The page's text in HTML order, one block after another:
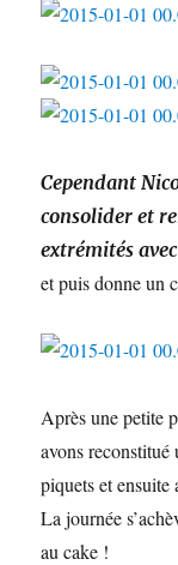
Cependant
consolider et
extrémités
et puis donne un
Après une petite
avons reconstitué
piquets et
La journée
au cake !